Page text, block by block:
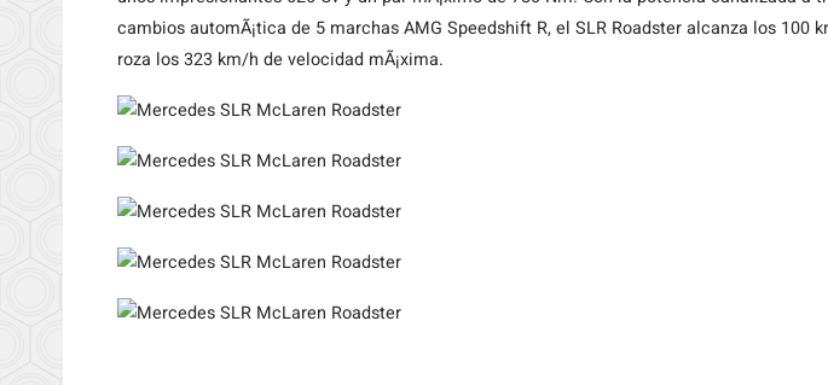
cambios automÃ¡tica de 5 marchas AMG Speedshift R, el SLR Roadster alcanza los 100
roza los 323 km/h de velocidad mÃ¡xima.